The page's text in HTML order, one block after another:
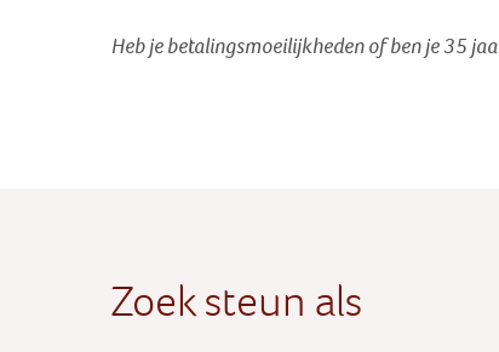
Heb je betalingsmoeilijkheden of ben je 35
Zoek steun als